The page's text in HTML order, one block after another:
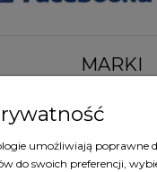
MARKI
Tapety Cole&Son
umożliwiają poprawne
do swoich preferencji,